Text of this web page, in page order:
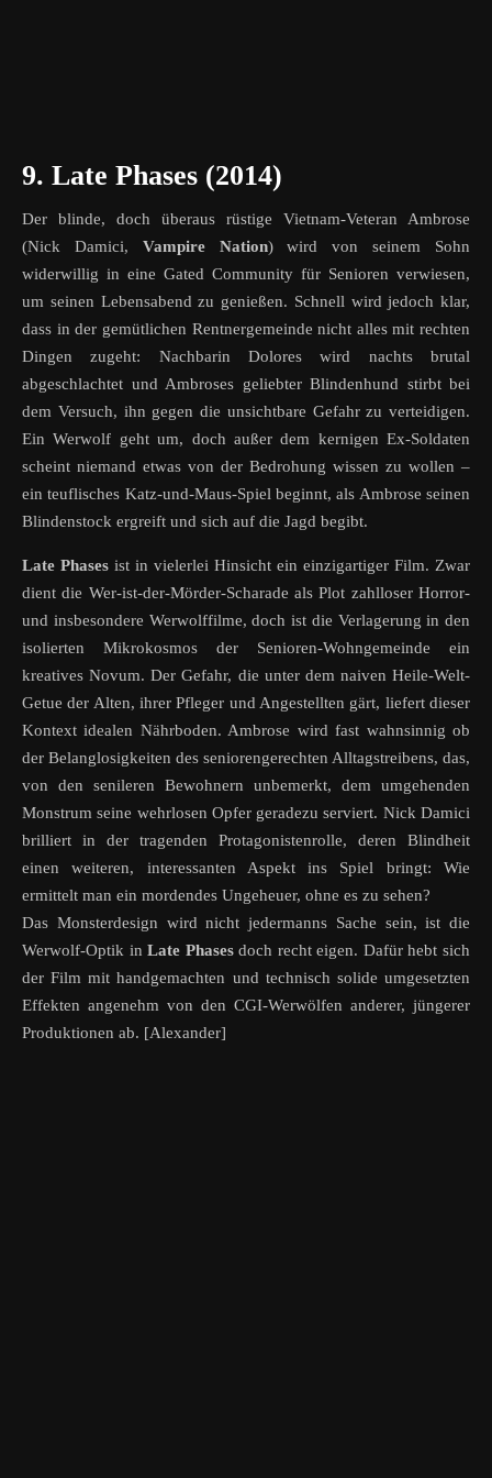
9. Late Phases (2014)
Der blinde, doch überaus rüstige Vietnam-Veteran Ambrose
(Nick Damici, Vampire Nation) wird von seinem Sohn
widerwillig in eine Gated Community für Senioren verwiesen,
um seinen Lebensabend zu genießen. Schnell wird jedoch klar,
dass in der gemütlichen Rentnergemeinde nicht alles mit rechten
Dingen zugeht: Nachbarin Dolores wird nachts brutal
abgeschlachtet und Ambroses geliebter Blindenhund stirbt bei
dem Versuch, ihn gegen die unsichtbare Gefahr zu verteidigen.
Ein Werwolf geht um, doch außer dem kernigen Ex-Soldaten
scheint niemand etwas von der Bedrohung wissen zu wollen –
ein teuflisches Katz-und-Maus-Spiel beginnt, als Ambrose seinen
Blindenstock ergreift und sich auf die Jagd begibt.
Late Phases ist in vielerlei Hinsicht ein einzigartiger Film. Zwar
dient die Wer-ist-der-Mörder-Scharade als Plot zahlloser Horror-
und insbesondere Werwolffilme, doch ist die Verlagerung in den
isolierten Mikrokosmos der Senioren-Wohngemeinde ein
kreatives Novum. Der Gefahr, die unter dem naiven Heile-Welt-
Getue der Alten, ihrer Pfleger und Angestellten gärt, liefert dieser
Kontext idealen Nährboden. Ambrose wird fast wahnsinnig ob
der Belanglosigkeiten des seniorengerechten Alltagstreibens, das,
von den senileren Bewohnern unbemerkt, dem umgehenden
Monstrum seine wehrlosen Opfer geradezu serviert. Nick Damici
brilliert in der tragenden Protagonistenrolle, deren Blindheit
einen weiteren, interessanten Aspekt ins Spiel bringt: Wie
ermittelt man ein mordendes Ungeheuer, ohne es zu sehen?
Das Monsterdesign wird nicht jedermanns Sache sein, ist die
Werwolf-Optik inLate Phasesdoch recht eigen. Dafür hebt sich
der Film mit handgemachten und technisch solide umgesetzten
Effekten angenehm von den CGI-Werwölfen anderer, jüngerer
Produktionen ab. [Alexander]